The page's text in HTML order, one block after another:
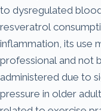
to dysregulated
resveratrol
inflammation, its use
professional and not
administered due to
pressure in older